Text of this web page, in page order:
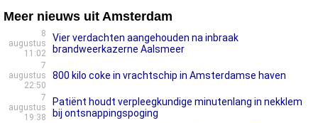
Meer nieuws uit Amsterdam
8
augustus
11:02
Vier verdachten aangehouden na inbraak
brandweerkazerne Aalsmeer
7
augustus
22:50
800 kilo coke in vrachtschip in Amsterdamse haven
7
augustus
19:38
Patiënt houdt verpleegkundige minutenlang in nekklem
bij ontsnappingspoging